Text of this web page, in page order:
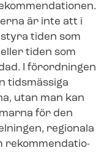
är inte att i
tiden som
tiden som
I förordningen
tidsmässiga
utan man kan
för den
regionala
re­kom­men­da­tio­